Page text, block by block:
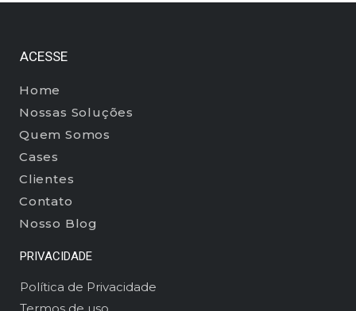
ACESSE
Home
Nossas Soluções
Quem Somos
Cases
Clientes
Contato
Nosso Blog
PRIVACIDADE
Política de Privacidade